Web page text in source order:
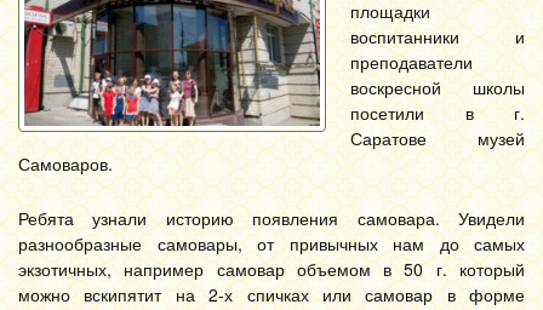
площадки
воспитанники и
преподаватели
воскресной школы
посетили в г.
Саратове музей
Самоваров.
Ребята узнали историю появления самовара. Увидели
разнообразные самовары, от привычных нам до самых
экзотичных, например самовар объемом в 50 г. который
можно вскипятит на 2-х спичках или самовар в форме